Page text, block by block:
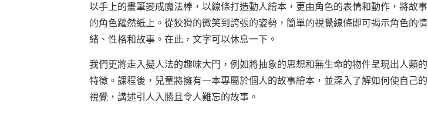
以手上的畫筆變成魔法棒，以線條打造動人繪本，更由角色的表情和動作，將故事
的角色躍然紙上。從狡猾的微笑到誇張的姿勢，簡單的視覺線條即可揭示角色的情
緒、性格和故事。在此，文字可以休息一下。
我們更將走入擬人法的趣味大門，例如將抽象的思想和無生命的物件呈現出人類的
特徵。課程後，兒童將擁有一本專屬於個人的故事繪本，並深入了解如何使自己的
視覺，講述引人入勝且令人難忘的故事。